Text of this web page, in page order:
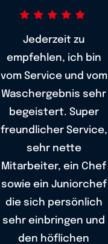
Jederzeit zu
empfehlen, ich bin
vom Service und vom
Waschergebnis sehr
begeistert. Super
freundlicher Service,
sehr nette
Mitarbeiter, ein Chef
sowie ein Juniorchef
die sich persönlich
sehr einbringen und
den höflichen